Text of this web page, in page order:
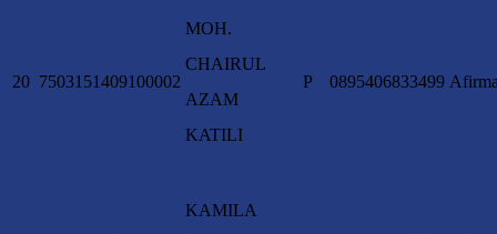
20 7503151409100002
MOH.
CHAIRUL
AZAM
KATILI
P 0895406833499
KAMILA